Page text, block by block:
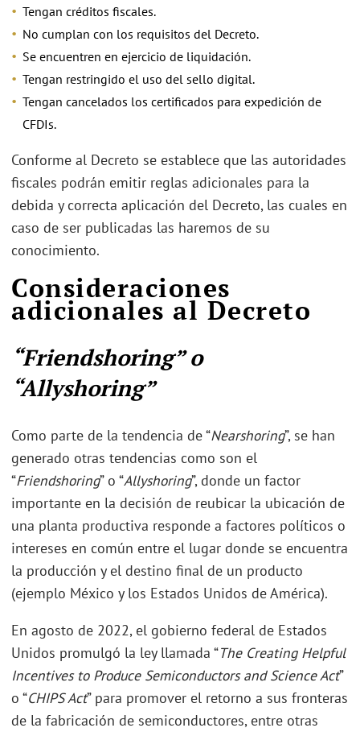
Tengan créditos fiscales.
No cumplan con los requisitos del Decreto.
Se encuentren en ejercicio de liquidación.
Tengan restringido el uso del sello digital.
Tengan cancelados los certificados para expedición de
CFDIs.
Conforme al Decreto se establece que las autoridades
fiscales podrán emitir reglas adicionales para la
debida y correcta aplicación del Decreto, las cuales en
caso de ser publicadas las haremos de su
conocimiento.
Consideraciones
adicionales al Decreto
“Friendshoring” o
“Allyshoring”
Como parte de la tendencia de “Nearshoring”, se han
generado otras tendencias como son el
“Friendshoring” o “Allyshoring”, donde un factor
importante en la decisión de reubicar la ubicación de
una planta productiva responde a factores políticos o
intereses en común entre el lugar donde se encuentra
la producción y el destino final de un producto
(ejemplo México y los Estados Unidos de América).
En agosto de 2022, el gobierno federal de Estados
Unidos promulgó la ley llamada “The Creating Helpful
Incentives to Produce Semiconductors and Science Act”
o “CHIPS Act” para promover el retorno a sus fronteras
de la fabricación de semiconductores, entre otras